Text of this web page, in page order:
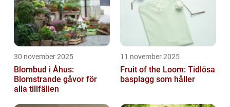
30 november 2025
Blombud i Åhus:
Blomstrande gåvor för
alla tillfällen
11 november 2025
Fruit of the Loom: Tidlösa
basplagg som håller